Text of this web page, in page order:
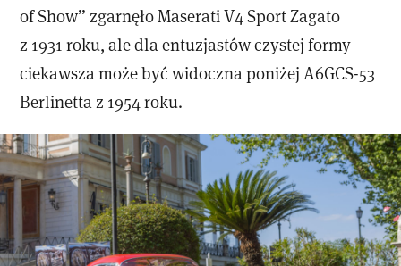
of Show” zgarnęło Maserati V4 Sport Zagato
z 1931 roku, ale dla entuzjastów czystej formy
ciekawsza może być widoczna poniżej A6GCS-53
Berlinetta z 1954 roku.